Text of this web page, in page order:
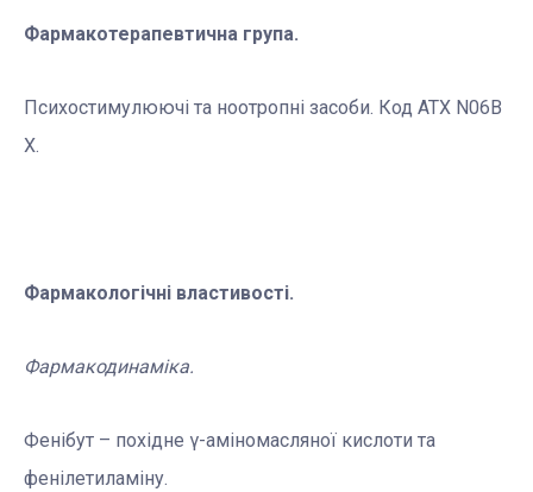
Фармакотерапевтична група.
Психостимулюючі та ноотропні засоби. Код АТХ N06B
X.
Фармакологічні властивості.
Фармакодинаміка.
Фенібут – похідне γ-аміномасляної кислоти та
фенілетиламіну.